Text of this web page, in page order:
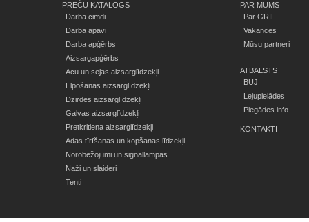
PREČU KATALOGS
Darba cimdi
Darba apavi
Darba apģērbs
Aizsargapģērbs
Acu un sejas aizsarglīdzekļi
Elpošanas aizsarglīdzekļi
Dzirdes aizsarglīdzekļi
Galvas aizsarglīdzekļi
Pretkritiena aizsarglīdzekļi
Ādas tīrīšanas un kopšanas līdzekļi
Norobežojumi un signāllampas
Naži un slaideri
Tenti
PAR MUMS
Par GRIF
Vakances
Mūsu partneri
ATBALSTS
BUJ
Lejupielādes
Piegādes info
KONTAKTI